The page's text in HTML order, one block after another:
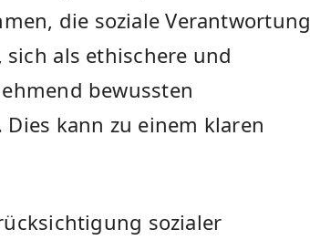
die soziale Verantwortung
⁢als​ ethischere und
bewussten
kann zu einem klaren
sozialer